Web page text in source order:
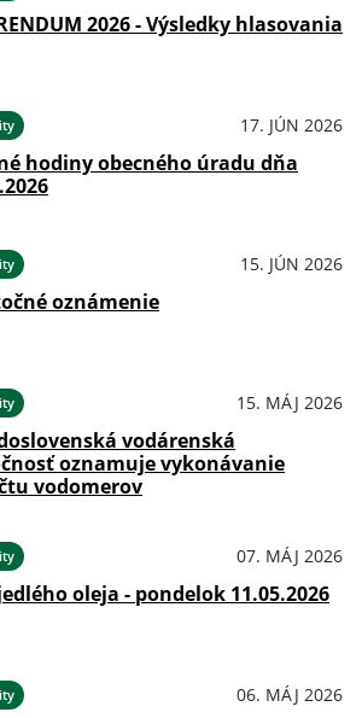
2026 - Výsledky hlasovania
17. JÚN 2026
hodiny obecného úradu dňa
15. JÚN 2026
oznámenie
15. MÁJ 2026
vodárenská
oznamuje vykonávanie
vodomerov
07. MÁJ 2026
oleja - pondelok 11.05.2026
06. MÁJ 2026